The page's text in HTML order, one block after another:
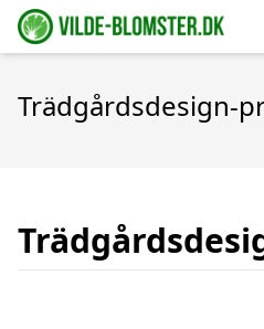
Trädgårdsdesign-